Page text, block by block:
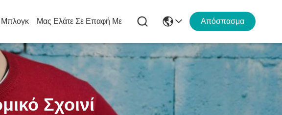
Μπλογκ Μας Ελάτε Σε Επαφή Με Απόσπασμα
Σχοινί